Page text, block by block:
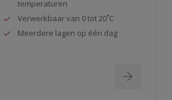
temperaturen
Verwerkbaar van 0 tot 20˚C
Meerdere lagen op één dag